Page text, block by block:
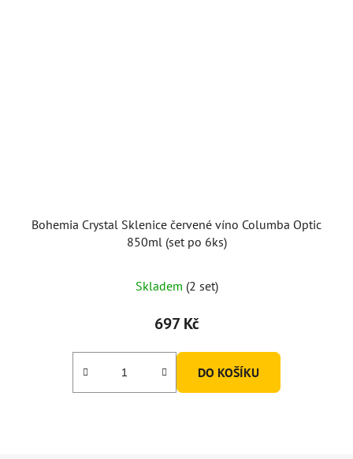
Bohemia Crystal Sklenice červené víno Columba Optic
850ml (set po 6ks)
Skladem (2 set)
697 Kč
DO KOŠÍKU